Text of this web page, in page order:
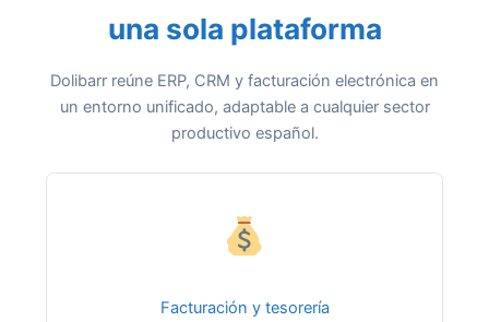
una sola plataforma
Dolibarr reúne ERP, CRM y facturación electrónica en
un entorno unificado, adaptable a cualquier sector
productivo español.
Facturación y tesorería